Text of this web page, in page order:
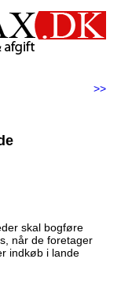
>>
skal bogføre
når de foretager
indkøb i lande